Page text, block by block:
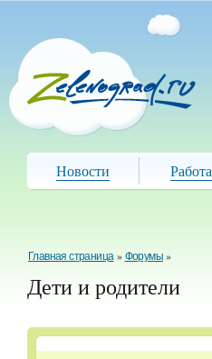
Новости Работа
Главная страница »Форумы»
Дети и родители